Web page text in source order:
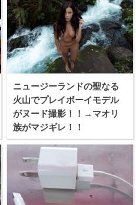
ニュージーランドの聖なる
火山でプレイボーイモデル
がヌード撮影！！→マオリ
族がマジギレ！！